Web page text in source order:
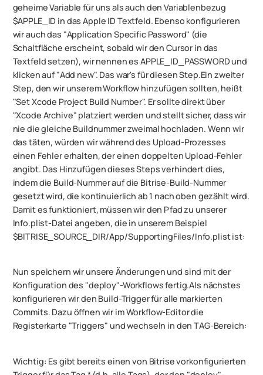
geheime Variable für uns als auch den Variablenbezug
$APPLE_ID in das Apple ID Textfeld. Ebenso konfigurieren
wir auch das "Application Specific Password" (die
Schaltfläche erscheint, sobald wir den Cursor in das
Textfeld setzen), wir nennen es APPLE_ID_PASSWORD und
klicken auf "Add new". Das war's für diesen Step.Ein zweiter
Step, den wir unserem Workflow hinzufügen sollten, heißt
"Set Xcode Project Build Number". Er sollte direkt über
"Xcode Archive" platziert werden und stellt sicher, dass wir
nie die gleiche Buildnummer zweimal hochladen. Wenn wir
das täten, würden wir während des Upload-Prozesses
einen Fehler erhalten, der einen doppelten Upload-Fehler
angibt. Das Hinzufügen dieses Steps verhindert dies,
indem die Build-Nummer auf die Bitrise-Build-Nummer
gesetzt wird, die kontinuierlich ab 1 nach oben gezählt wird.
Damit es funktioniert, müssen wir den Pfad zu unserer
Info.plist-Datei angeben, die in unserem Beispiel
$BITRISE_SOURCE_DIR/App/SupportingFiles/Info.plist ist:
Nun speichern wir unsere Änderungen und sind mit der
Konfiguration des "deploy"-Workflows fertig.Als nächstes
konfigurieren wir den Build-Trigger für alle markierten
Commits. Dazu öffnen wir im Workflow-Editor die
Registerkarte "Triggers" und wechseln in den TAG-Bereich:
Wichtig: Es gibt bereits einen von Bitrise vorkonfigurierten